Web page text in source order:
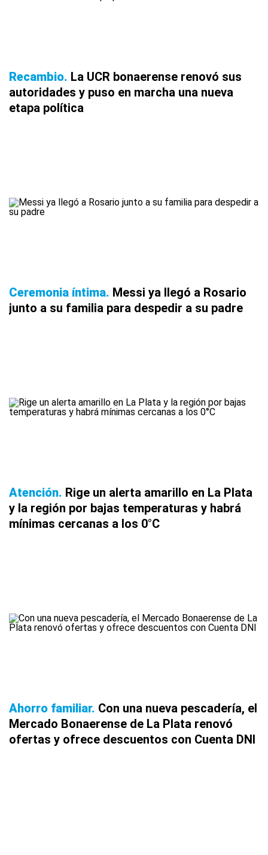
Recambio La UCR bonaerense renovó sus
autoridades y puso en marcha una nueva
etapa política
Ceremonia íntima Messi ya llegó a Rosario
junto a su familia para despedir a su padre
Atención Rige un alerta amarillo en La Plata
y la región por bajas temperaturas y habrá
mínimas cercanas a los 0°C
Ahorro familiar Con una nueva pescadería, el
Mercado Bonaerense de La Plata renovó
ofertas y ofrece descuentos con Cuenta DNI